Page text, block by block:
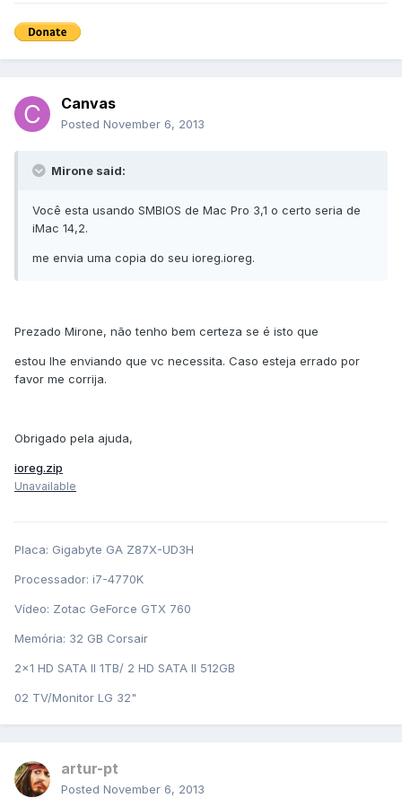
Canvas
Posted November 6, 2013
Mirone said:
Você esta usando SMBIOS de Mac Pro 3,1 o certo seria de
iMac 14,2.
me envia uma copia do seu ioreg.ioreg.
Prezado Mirone, não tenho bem certeza se é isto que
estou lhe enviando que vc necessita. Caso esteja errado por
favor me corrija.
Obrigado pela ajuda,
ioreg.zip
Unavailable
Placa: Gigabyte GA Z87X-UD3H
Processador: i7-4770K
Vídeo: Zotac GeForce GTX 760
Memória: 32 GB Corsair
2x1 HD SATA II 1TB/ 2 HD SATA II 512GB
02 TV/Monitor LG 32"
artur-pt
Posted November 6, 2013